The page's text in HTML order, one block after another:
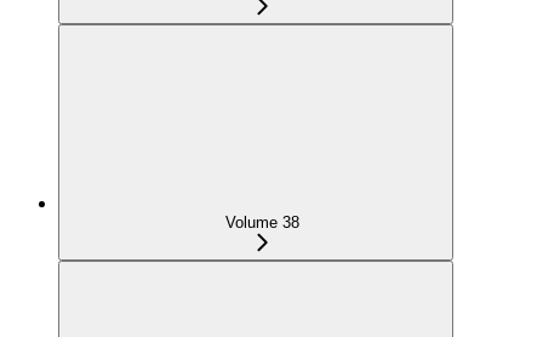
Volume 38